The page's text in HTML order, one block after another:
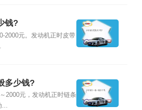
钱?
2000元。发动机正时皮带
多少钱?
2000元，发动机正时链条
...